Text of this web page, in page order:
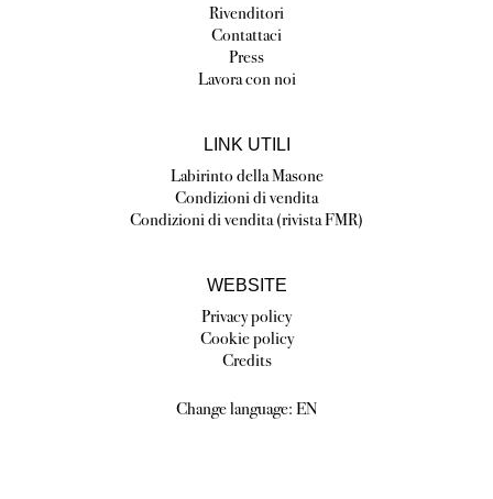
Rivenditori
Contattaci
Press
Lavora con noi
LINK UTILI
Labirinto della Masone
Condizioni di vendita
Condizioni di vendita (rivista FMR)
WEBSITE
Privacy policy
Cookie policy
Credits
Change language: EN